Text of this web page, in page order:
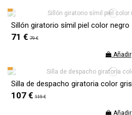
Sillón giratorio símil piel color negro
71 € 79 €
Añadir
Silla de despacho giratoria color gris
107 € 119 €
Añadir